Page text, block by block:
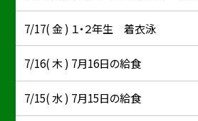
7/17( 金 ) １・２年生 着衣泳
7/16( 木 ) 7月16日の給食
7/15( 水 ) 7月15日の給食